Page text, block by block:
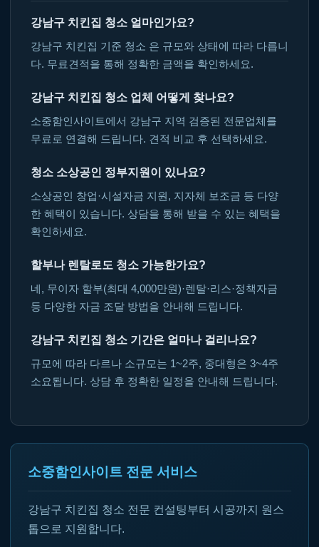
강남구 치킨집 청소 얼마인가요?
강남구 치킨집 기준 청소 은 규모와 상태에 따라 다릅니
다. 무료견적을 통해 정확한 금액을 확인하세요.
강남구 치킨집 청소 업체 어떻게 찾나요?
소중함인사이트에서 강남구 지역 검증된 전문업체를
무료로 연결해 드립니다. 견적 비교 후 선택하세요.
청소 소상공인 정부지원이 있나요?
소상공인 창업·시설자금 지원, 지자체 보조금 등 다양
한 혜택이 있습니다. 상담을 통해 받을 수 있는 혜택을
확인하세요.
할부나 렌탈로도 청소 가능한가요?
네, 무이자 할부(최대 4,000만원)·렌탈·리스·정책자금
등 다양한 자금 조달 방법을 안내해 드립니다.
강남구 치킨집 청소 기간은 얼마나 걸리나요?
규모에 따라 다르나 소규모는 1~2주, 중대형은 3~4주
소요됩니다. 상담 후 정확한 일정을 안내해 드립니다.
소중함인사이트 전문 서비스
강남구 치킨집 청소 전문 컨설팅부터 시공까지 원스
톱으로 지원합니다.